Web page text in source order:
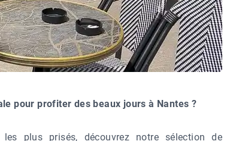
pour profiter des beaux jours à Nantes ?
plus prisés, découvrez notre sélection de